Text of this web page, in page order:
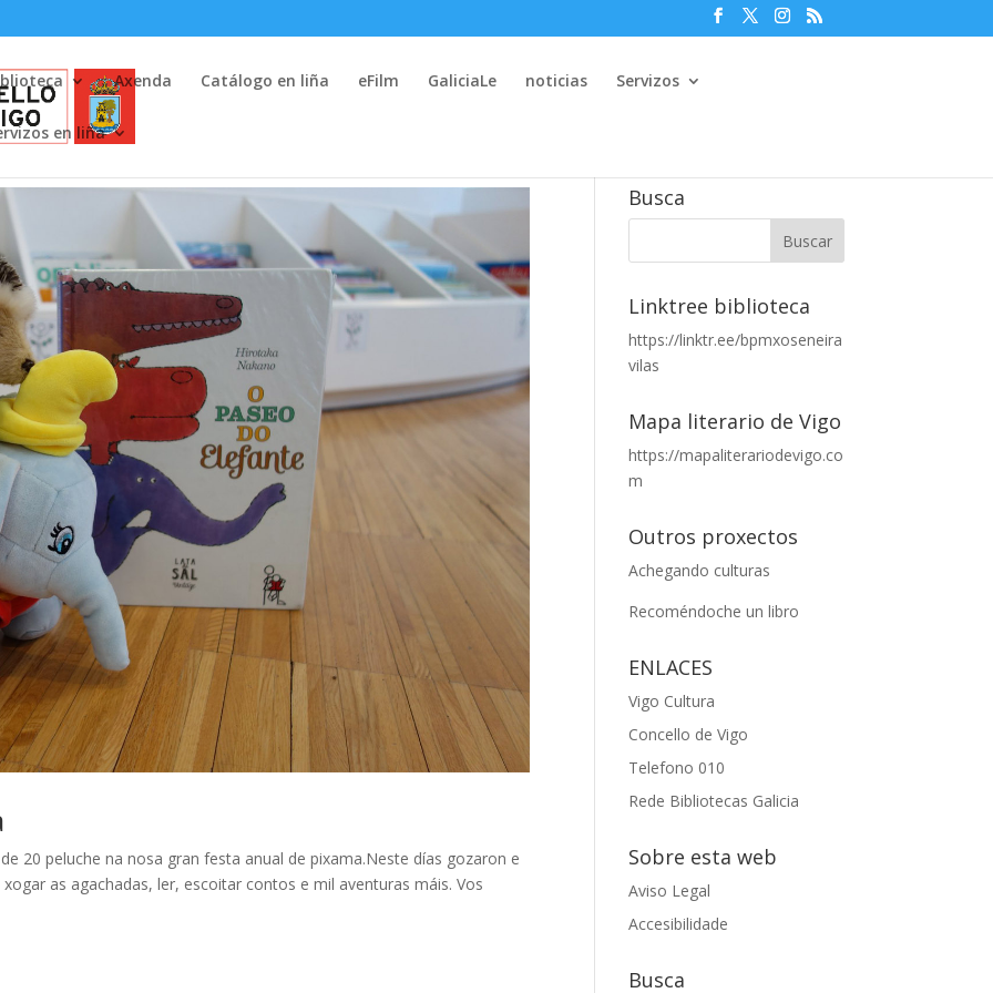
Axenda Catálogo en liña eFilm GaliciaLe noticias Servizos
en liña
20 peluche na nosa gran festa anual de pixama.Neste días gozaron e
as agachadas, ler, escoitar contos e mil aventuras máis. Vos
Busca
Linktree biblioteca
https://linktr.ee/bpmxoseneira
vilas
Mapa literario de Vigo
https://mapaliterariodevigo.co
m
Outros proxectos
Achegando culturas
Recoméndoche un libro
ENLACES
Vigo Cultura
Concello de Vigo
Telefono 010
Rede Bibliotecas Galicia
Sobre esta web
Aviso Legal
Accesibilidade
Busca